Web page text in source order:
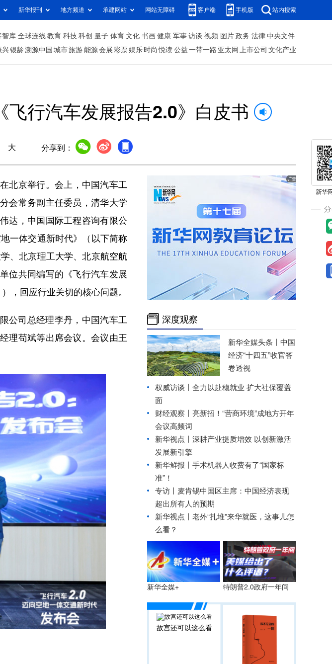
新华报刊 地方频道 承建网站 网站无障碍 客户端 手机版 站内搜索
智库 全球连线 教育 科技 科创 量子 体育 文化 书画 健康 军事 访谈 视频 图片 政务 法律 中央文件
兴银龄溯源中国 城市旅游 能源 会展 彩票娱乐 时尚 悦读 公益 一带一路 亚太网 上市公司 文化产业
飞行汽车发展报告2.0》白皮书
大 分享到：
北京举行。会上，中国汽车工
会常务副主任委员，清华大学
达，中国国际工程咨询有限公
一体交通新时代》（以下简称
、北京理工大学、北京航空航
位共同编写的《飞行汽车发展
，回应行业关切的核心问题。
公司总经理李丹，中国汽车工
理苟斌等出席会议。会议由王
深度观察
新华全媒头条丨 中国
经济“十四五”收官答
卷透视
权威访谈丨 全力以赴稳就业 扩大社保覆盖
面
财经观察丨 亮新招！“营商环境”成地方开年
会议高频词
新华视点丨 深耕产业提质增效 以创新激活
发展新引擎
新华鲜报丨手术机器人收费有了“国家标
准”！
专访丨麦肯锡中国区主席：中国经济表现
超出所有人的预期
新华视点丨 老外“扎堆”来华就医，这事儿怎
么看？
新华全媒+ 特朗普2.0政府一年间
故宫还可以这么看